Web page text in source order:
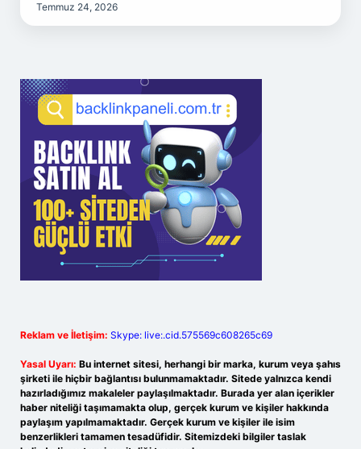
Temmuz 24, 2026
Reklam ve İletişim: Skype: live:.cid.575569c608265c69
Yasal Uyarı: Bu internet sitesi, herhangi bir marka, kurum veya şahıs
şirketi ile hiçbir bağlantısı bulunmamaktadır. Sitede yalnızca kendi
hazırladığımız makaleler paylaşılmaktadır. Burada yer alan içerikler
haber niteliği taşımamakta olup, gerçek kurum ve kişiler hakkında
paylaşım yapılmamaktadır. Gerçek kurum ve kişiler ile isim
benzerlikleri tamamen tesadüfidir. Sitemizdeki bilgiler taslak